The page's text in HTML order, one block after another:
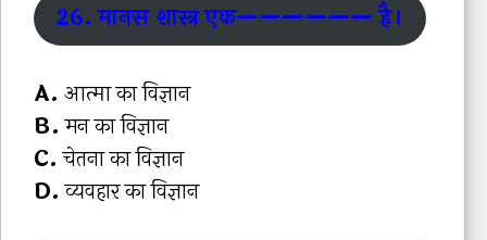
26. मानस शास्त्र एक—————— है।
A. आत्मा का विज्ञान
B.मन का विज्ञान
C.चेतना का विज्ञान
D.व्यवहार का विज्ञान